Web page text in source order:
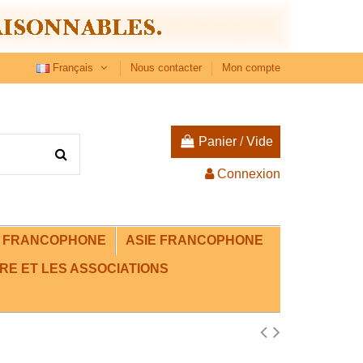
Français Nous contacter Mon compte
Panier /Vide
Connexion
ASIE FRANCOPHONE
ET LES ASSOCIATIONS